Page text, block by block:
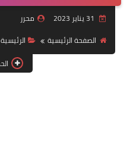
محرر
الصفحة الرئيسية
الرئيسية